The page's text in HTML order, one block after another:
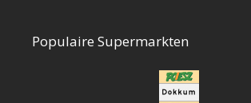
Populaire Supermarkten